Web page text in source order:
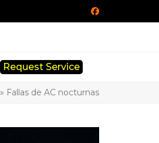
Facebook
Request Service
» Fallas de AC nocturnas